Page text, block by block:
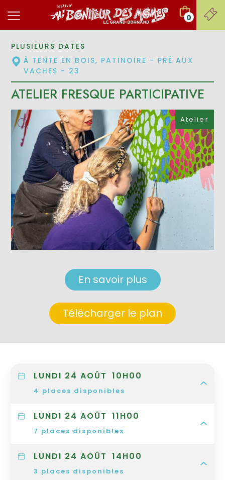
0
Télécharger le plan
En savoir plus
Atelier
PLUSIEURS DATES
À TENTE EN BOIS, PATINOIRE - PRÉ AUX
VACHES - 23
ATELIER FRESQUE PARTICIPATIVE
LUNDI 24 AOÛT 10H00
4 places disponibles
LUNDI 24 AOÛT 11H00
7 places disponibles
LUNDI 24 AOÛT 14H00
3 places disponibles